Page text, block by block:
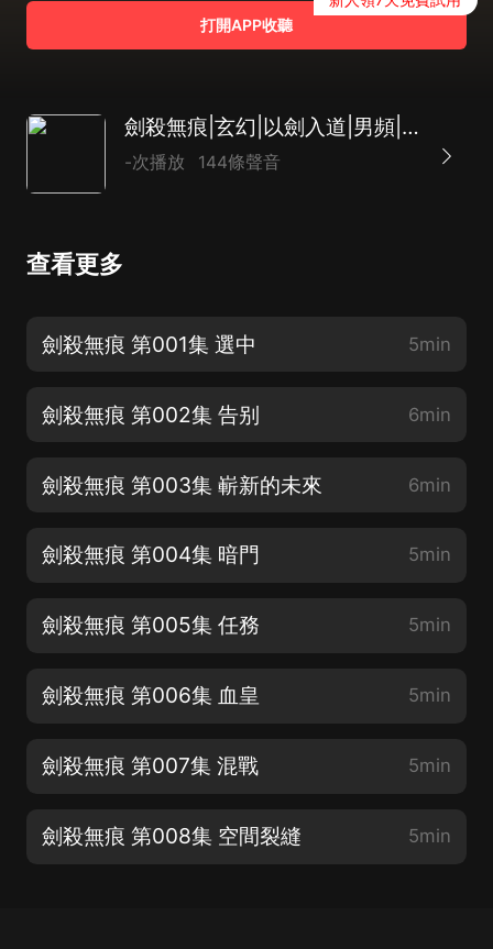
打開APP收聽
劍殺無痕|玄幻|以劍入道|男頻|爽文|逆襲|多播
-次播放 144條聲音
查看更多
劍殺無痕 第001集 選中 5min
劍殺無痕 第002集 告别 6min
劍殺無痕 第003集 嶄新的未來 6min
劍殺無痕 第004集 暗門 5min
劍殺無痕 第005集 任務 5min
劍殺無痕 第006集 血皇 5min
劍殺無痕 第007集 混戰 5min
劍殺無痕 第008集 空間裂縫 5min